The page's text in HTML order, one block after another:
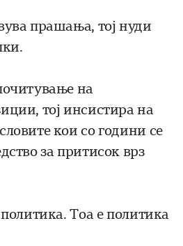
прашања, тој нуди
на
тој инсистира на
кои со години се
за притисок врз
Тоа е политика